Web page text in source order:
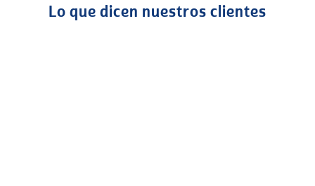
Lo que dicen nuestros clientes